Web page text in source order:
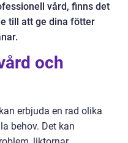
vård, finns det
till att ge dina fötter
och
erbjuda en rad olika
behov. Det kan